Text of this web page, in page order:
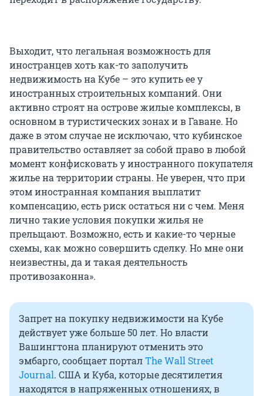
Выходит, что легальная возможность для
иностранцев хоть как-то заполучить
недвижимость на Кубе – это купить ее у
иностранных строительных компаний. Они
активно строят на острове жилые комплексы, в
основном в туристических зонах и в Гаване. Но
даже в этом случае не исключаю, что кубинское
правительство оставляет за собой право в любой
момент конфисковать у иностранного покупателя
жилье на территории страны. Не уверен, что при
этом иностранная компания выплатит
компенсацию, есть риск остаться ни с чем. Меня
лично такие условия покупки жилья не
прельщают. Возможно, есть и какие-то черные
схемы, как можно совершить сделку. Но мне они
неизвестны, да и такая деятельность
противозаконна».
Запрет на покупку недвижимости на Кубе
действует уже больше 50 лет. Но власти
Вашингтона планируют отменить это
эмбарго, сообщает порталThe Wall Street
Journal. США и Куба, которые десятилетия
находятся в напряженных отношениях, в